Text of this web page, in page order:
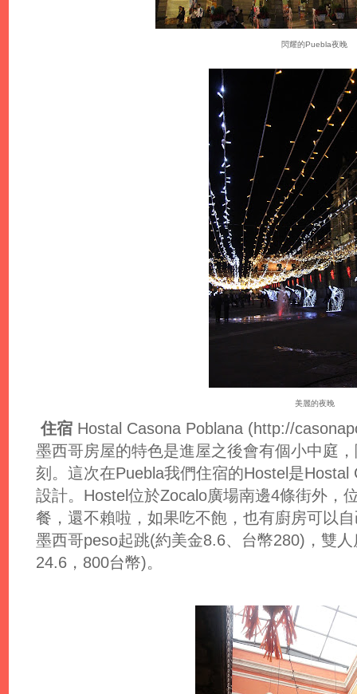
閃耀的Puebla夜晚
美麗的夜晚
住宿 Hostal Casona Poblana (http://
墨西哥房屋的特色是進屋之後會有個小中庭
刻。這次在Puebla我們住宿的Hostel是
設計。Hostel位於Zocalo廣場南邊4條街外，
餐，還不賴啦，如果吃不飽，也有廚房可以
墨西哥peso起跳(約美金8.6、台幣280)，雙
24.6，800台幣)。